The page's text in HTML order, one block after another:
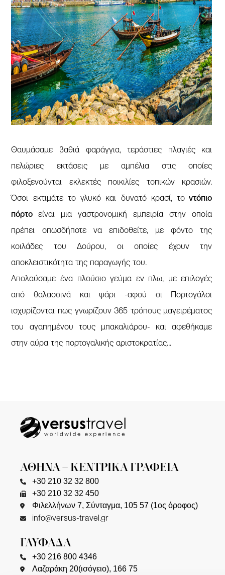
Θαυμάσαμε βαθιά φαράγγια, τεράστιες πλαγιές και
πελώριες εκτάσεις με αμπέλια στις οποίες
φιλοξενούνται εκλεκτές ποικιλίες τοπικών κρασιών.
Όσοι εκτιμάτε το γλυκό και δυνατό κρασί, το ντόπιο
πόρτοείναι μια γαστρονομική εμπειρία στην οποία
πρέπει οπωσδήποτε να επιδοθείτε, με φόντο της
κοιλάδες του Δούρου, οι οποίες έχουν την
αποκλειστικότητα της παραγωγής του.
Απολαύσαμε ένα πλούσιο γεύμα εν πλω, με επιλογές
από θαλασσινά και ψάρι -αφού οι Πορτογάλοι
ισχυρίζονται πως γνωρίζουν 365 τρόπους μαγειρέματος
του αγαπημένου τους μπακαλιάρου- και αφεθήκαμε
στην αύρα της πορτογαλικής αριστοκρατίας...
ΑΘΗΝΑ – ΚΕΝΤΡΙΚΑ ΓΡΑΦΕΙΑ
+30 210 32 32 800
+30 210 32 32 450
Φιλελλήνων 7, Σύνταγμα, 105 57 (1ος όροφος)
info@versus-travel.gr
ΓΛΥΦΑΔΑ
+30 216 800 4346
Λαζαράκη 20(ισόγειο), 166 75